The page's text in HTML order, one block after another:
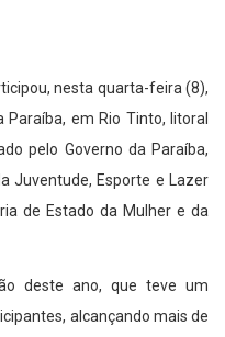
nesta quarta-feira (8),
em Rio Tinto, litoral
pelo Governo da Paraíba,
Juventude, Esporte e Lazer
de Estado da Mulher e da
deste ano, que teve um
alcançando mais de